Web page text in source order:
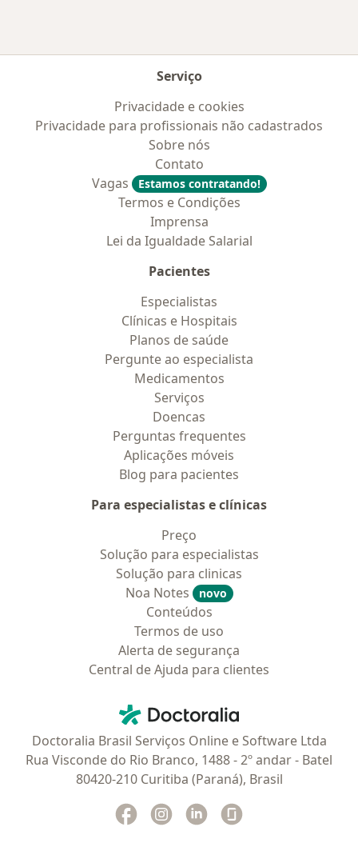
Serviço
Privacidade e cookies
Privacidade para profissionais não cadastrados
Sobre nós
Contato
Vagas
Estamos contratando!
Termos e Condições
Imprensa
Lei da Igualdade Salarial
Pacientes
Especialistas
Clínicas e Hospitais
Planos de saúde
Pergunte ao especialista
Medicamentos
Serviços
Doencas
Perguntas frequentes
Aplicações móveis
Blog para pacientes
Para especialistas e clínicas
Preço
Solução para especialistas
Solução para clinicas
Noa Notes
novo
Conteúdos
Termos de uso
Alerta de segurança
Central de Ajuda para clientes
Doctoralia - Homepage
Doctoralia Brasil Serviços Online e Software Ltda
Rua Visconde do Rio Branco, 1488 - 2º andar - Batel
80420-210 Curitiba (Paraná), Brasil
Facebook
abre num novo separador
Instagram
abre num novo separador
Linkedin
abre num novo